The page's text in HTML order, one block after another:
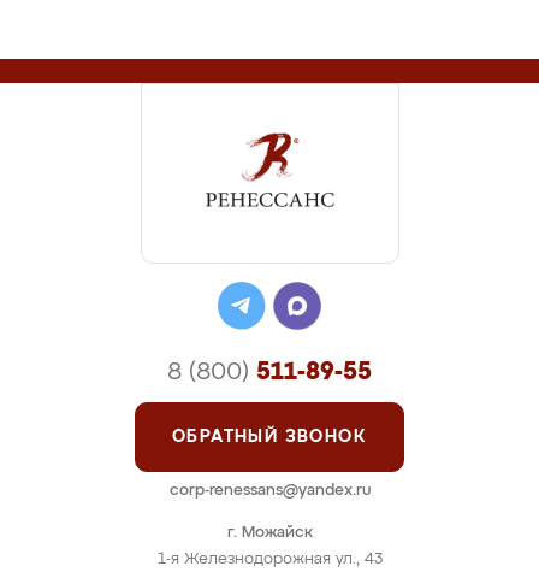
г. Можайск
1-я Железнодорожная ул., 43
8 (800) 511-89-55
ОБРАТНЫЙ ЗВОНОК
corp-renessans@yandex.ru